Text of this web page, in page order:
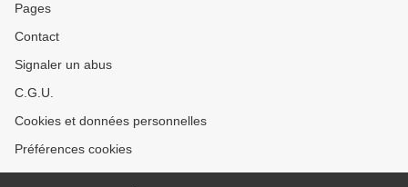
Pages
Contact
Signaler un abus
C.G.U.
Cookies et données personnelles
Préférences cookies